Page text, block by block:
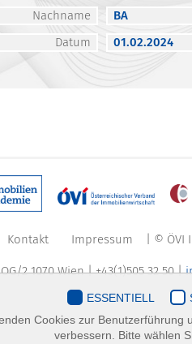
Nachname
BA
Datum
01.02.2024
Kontakt Impressum | © ÖVI
2 1070 Wien | +43(1)505 32 50 |
ESSENTIELL
Cookies zur Benutzerführung
verbessern. Bitte wählen